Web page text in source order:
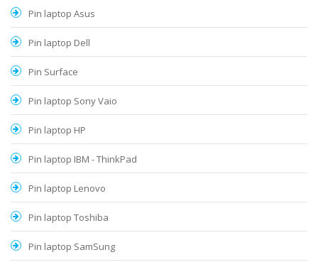
Pin laptop Asus
Pin laptop Dell
Pin Surface
Pin laptop Sony Vaio
Pin laptop HP
Pin laptop IBM - ThinkPad
Pin laptop Lenovo
Pin laptop Toshiba
Pin laptop SamSung